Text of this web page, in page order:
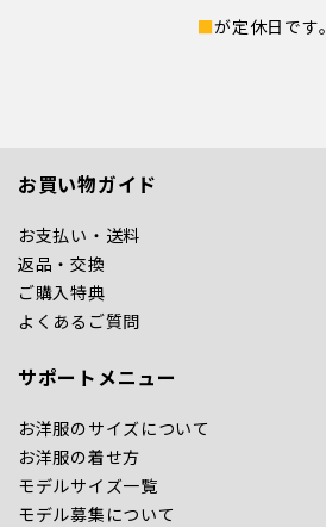
■が定休日です。
お買い物ガイド
お支払い・送料
返品・交換
ご購入特典
よくあるご質問
サポートメニュー
お洋服のサイズについて
お洋服の着せ方
モデルサイズ一覧
モデル募集について